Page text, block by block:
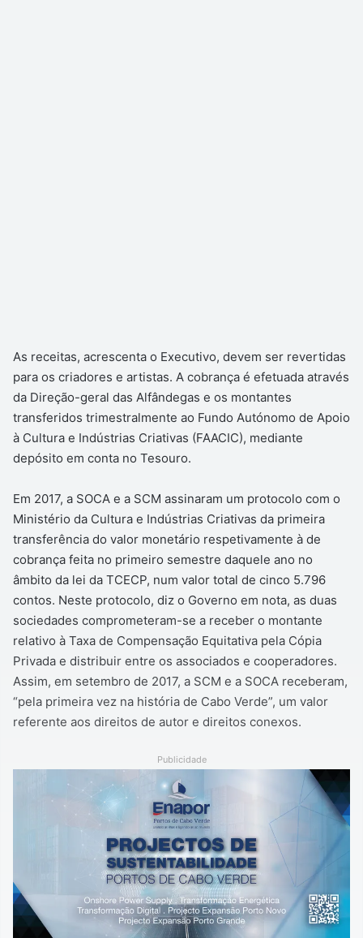
As receitas, acrescenta o Executivo, devem ser revertidas
para os criadores e artistas. A cobrança é efetuada através
da Direção-geral das Alfândegas e os montantes
transferidos trimestralmente ao Fundo Autónomo de Apoio
à Cultura e Indústrias Criativas (FAACIC), mediante
depósito em conta no Tesouro.
Em 2017, a SOCA e a SCM assinaram um protocolo com o
Ministério da Cultura e Indústrias Criativas da primeira
transferência do valor monetário respetivamente à de
cobrança feita no primeiro semestre daquele ano no
âmbito da lei da TCECP, num valor total de cinco 5.796
contos. Neste protocolo, diz o Governo em nota, as duas
sociedades comprometeram-se a receber o montante
relativo à Taxa de Compensação Equitativa pela Cópia
Privada e distribuir entre os associados e cooperadores.
Assim, em setembro de 2017, a SCM e a SOCA receberam,
“pela primeira vez na história de Cabo Verde”, um valor
referente aos direitos de autor e direitos conexos.
Publicidade